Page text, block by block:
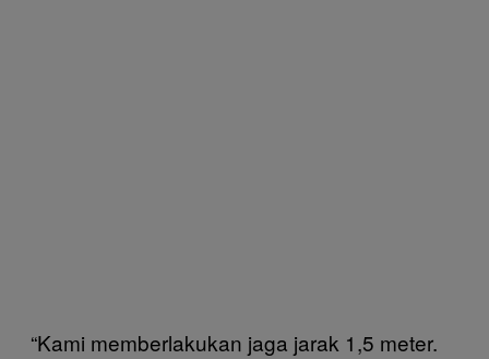
“Kami memberlakukan jaga jarak 1,5 meter.